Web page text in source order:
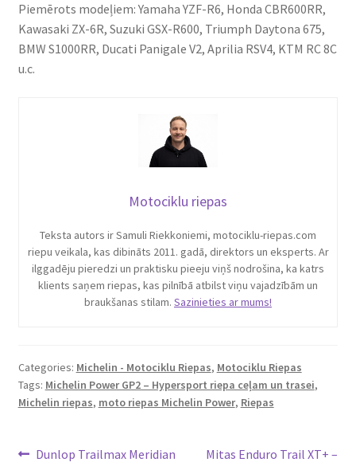
Piemērots modeļiem: Yamaha YZF-R6, Honda CBR600RR,
Kawasaki ZX-6R, Suzuki GSX-R600, Triumph Daytona 675,
BMW S1000RR, Ducati Panigale V2, Aprilia RSV4, KTM RC 8C
u.c.
Motociklu riepas
Teksta autors ir Samuli Riekkoniemi, motociklu-riepas.com
riepu veikala, kas dibināts 2011. gadā, direktors un eksperts. Ar
ilggadēju pieredzi un praktisku pieeju viņš nodrošina, ka katrs
klients saņem riepas, kas pilnībā atbilst viņu vajadzībām un
braukšanas stilam. Sazinieties ar mums!
Categories: Michelin - Motociklu Riepas, Motociklu Riepas
Tags: Michelin Power GP2 – Hypersport riepa ceļam un trasei,
Michelin riepas, moto riepas Michelin Power, Riepas
Ziņu
Previous
Dunlop Trailmax Meridian
Next
Mitas Enduro Trail XT+ –